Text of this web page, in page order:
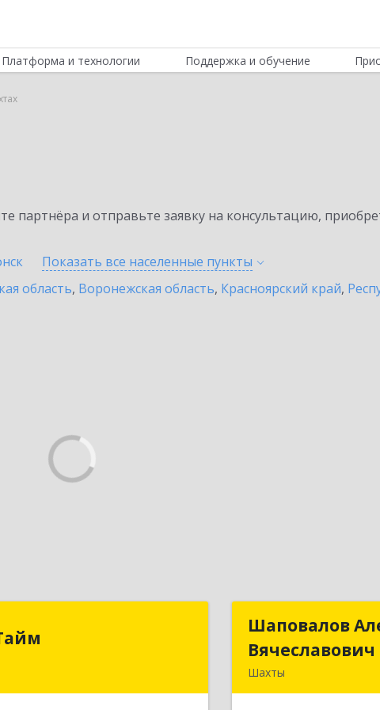
Платформа и технологии Поддержка и обучение
и отправьте заявку на консультацию,
Показать все населенные пункты
область, Воронежская область, Красноярский край,
Ростовская обл, Шахты г,
Шаповалов
Вячеславович
Шахты